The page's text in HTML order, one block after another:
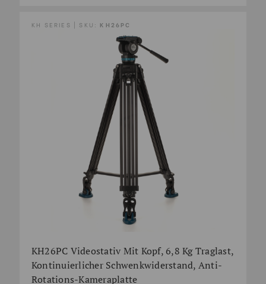
KH SERIES | SKU: KH26PC
KH26PC Videostativ Mit Kopf, 6,8 Kg Traglast,
Kontinuierlicher Schwenkwiderstand, Anti-
Rotations-Kameraplatte